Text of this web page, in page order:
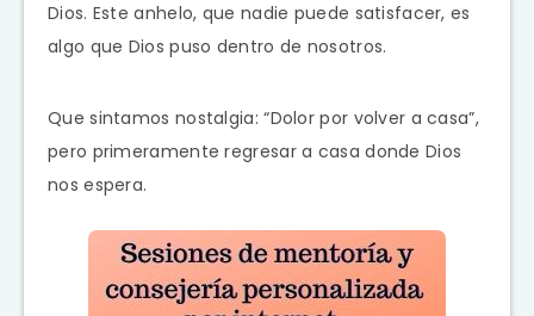
Dios. Este anhelo, que nadie puede satisfacer, es
algo que Dios puso dentro de nosotros.
Que sintamos nostalgia: “Dolor por volver a casa”,
pero primeramente regresar a casa donde Dios
nos espera.